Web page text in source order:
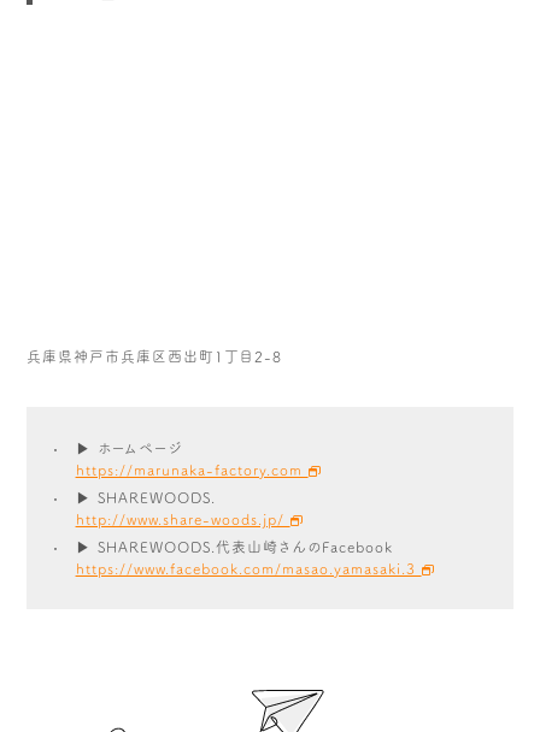
兵庫県神戸市兵庫区西出町1丁目2-8
▶ ホームページ
https://marunaka-factory.com
▶ SHAREWOODS.
http://www.share-woods.jp/
▶ SHAREWOODS.代表山崎さんのFacebook
https://www.facebook.com/masao.yamasaki.3